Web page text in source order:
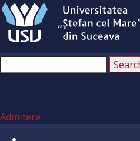
Admitere